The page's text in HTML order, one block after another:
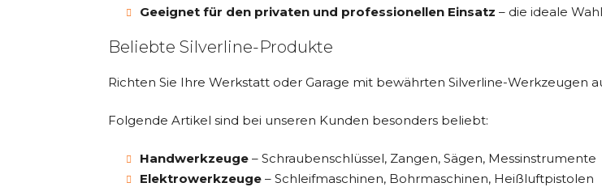
Geeignet für den privaten und professionellen Einsatz – die ideale
Beliebte Silverline-Produkte
Richten Sie Ihre Werkstatt oder Garage mit bewährten Silverline-Werkzeugen
Folgende Artikel sind bei unseren Kunden besonders beliebt:
Handwerkzeuge – Schraubenschlüssel, Zangen, Sägen, Messinstrumente
Elektrowerkzeuge – Schleifmaschinen, Bohrmaschinen, Heißluftpistolen